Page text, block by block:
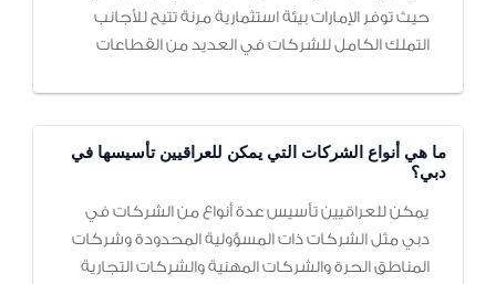
حيث توفر الإمارات بيئة استثمارية مرنة تتيح للأجانب
التملك الكامل للشركات في العديد من القطاعات
ما هي أنواع الشركات التي يمكن للعراقيين تأسيسها في
دبي؟
يمكن للعراقيين تأسيس عدة أنواع من الشركات في
دبي مثل الشركات ذات المسؤولية المحدودة وشركات
المناطق الحرة والشركات المهنية والشركات التجارية